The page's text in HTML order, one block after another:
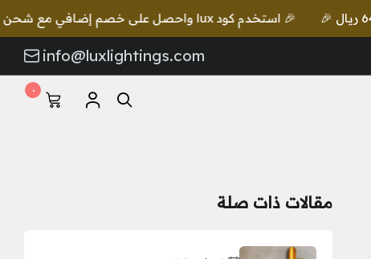
🎉 استخدم كود lux واحصل على خصم إضافي مع شحن مجاني للطلبات بقيمة 649 ريال 🎉
info@luxlightings.com
٠
مقالات ذات صلة